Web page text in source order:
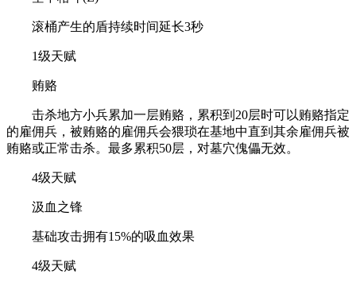
滚桶产生的盾持续时间延长3秒
1级天赋
贿赂
击杀地方小兵累加一层贿赂，累积到20层时可以贿赂指定
的雇佣兵，被贿赂的雇佣兵会猥琐在基地中直到其余雇佣兵被
贿赂或正常击杀。最多累积50层，对墓穴傀儡无效。
4级天赋
汲血之锋
基础攻击拥有15%的吸血效果
4级天赋